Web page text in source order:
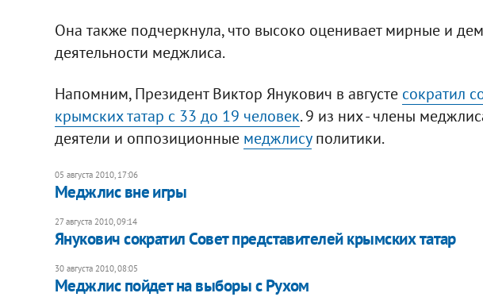
Она также подчеркнула, что высоко оценивает мирные и
деятельности меджлиса.
Напомним, Президент Виктор Янукович в августе сократил
крымских татар с 33 до 19 человек. 9 из них - члены
деятели и оппозиционные меджлисуполитики.
05 августа 2010, 17:06
Меджлис вне игры
27 августа 2010, 09:14
Янукович сократил Совет представителей крымских татар
30 августа 2010, 08:05
Меджлис пойдет на выборы с Рухом